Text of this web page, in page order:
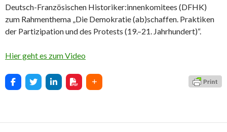
Deutsch-Französischen Historiker:innenkomitees (DFHK)
zum Rahmenthema „Die Demokratie (ab)schaffen. Praktiken
der Partizipation und des Protests (19.–21. Jahrhundert)“.
Hier geht es zum Video